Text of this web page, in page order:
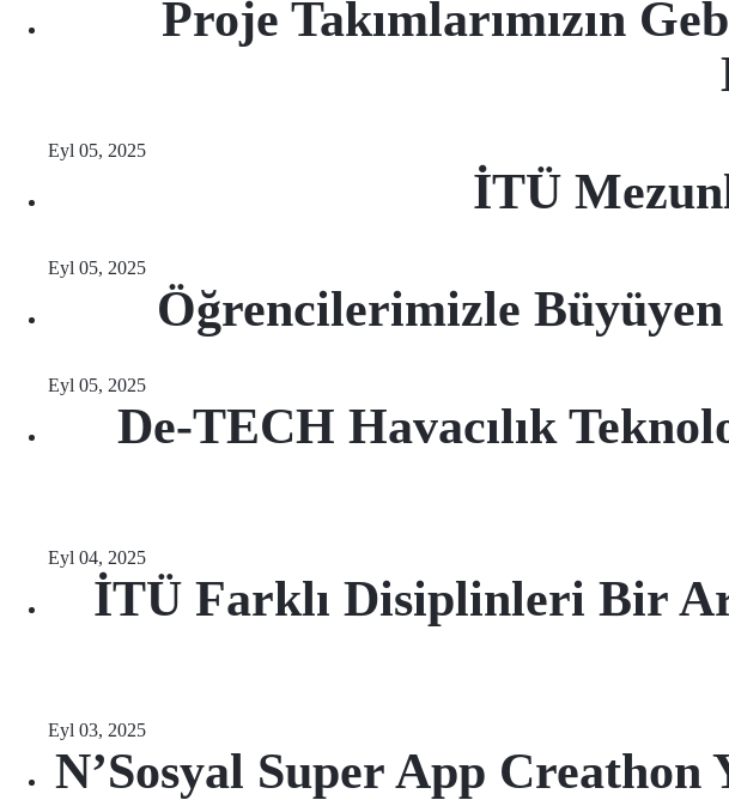
Proje Takımlarımızın
Eyl 05, 2025
İTÜ
Eyl 05, 2025
Öğrencilerimizle
Eyl 05, 2025
De-TECH Havacılık
Eyl 04, 2025
İTÜ Farklı Disiplinleri Bir
Eyl 03, 2025
N’Sosyal Super App